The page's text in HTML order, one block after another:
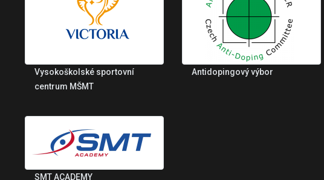
Vysokoškolské sportovní
centrum MŠMT
Antidopingový výbor
SMT ACADEMY